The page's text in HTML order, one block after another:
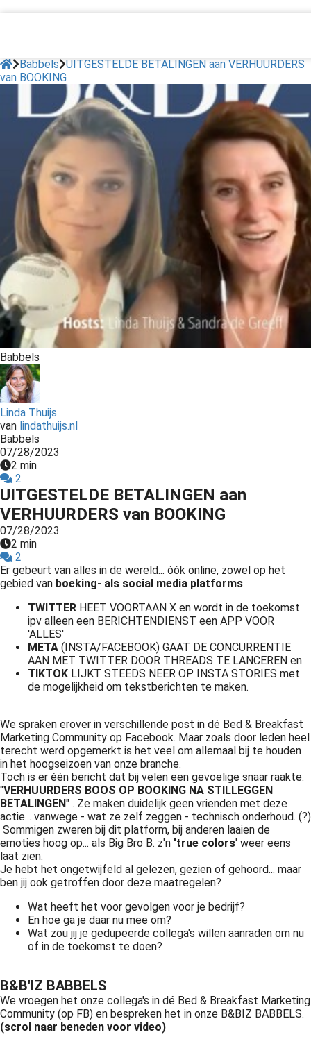
Babbels UITGESTELDE BETALINGEN aan VERHUURDERS
van BOOKING
Babbels
Linda Thuijs
van lindathuijs.nl
Babbels
07/28/2023
2 min
2
UITGESTELDE BETALINGEN aan
VERHUURDERS van BOOKING
07/28/2023
2 min
2
Er gebeurt van alles in de wereld... óók online, zowel op het
gebied van boeking- als social media platforms.
TWITTER HEET VOORTAAN X en wordt in de toekomst
ipv alleen een BERICHTENDIENST een APP VOOR
'ALLES'
META (INSTA/FACEBOOK) GAAT DE CONCURRENTIE
AAN MET TWITTER DOOR THREADS TE LANCEREN en
TIKTOK LIJKT STEEDS NEER OP INSTA STORIES met
de mogelijkheid om tekstberichten te maken.
We spraken erover in verschillende post in dé Bed & Breakfast
Marketing Community op Facebook. Maar zoals door leden heel
terecht werd opgemerkt is het veel om allemaal bij te houden
in het hoogseizoen van onze branche.
Toch is er één bericht dat bij velen een gevoelige snaar raakte:
"VERHUURDERS BOOS OP BOOKING NA STILLEGGEN
BETALINGEN" . Ze maken duidelijk geen vrienden met deze
actie... vanwege - wat ze zelf zeggen - technisch onderhoud. (?)
Sommigen zweren bij dit platform, bij anderen laaien de
emoties hoog op... als Big Bro B. z'n 'true colors' weer eens
laat zien.
Je hebt het ongetwijfeld al gelezen, gezien of gehoord... maar
ben jij ook getroffen door deze maatregelen?
Wat heeft het voor gevolgen voor je bedrijf?
En hoe ga je daar nu mee om?
Wat zou jij je gedupeerde collega's willen aanraden om nu
of in de toekomst te doen?
B&B'IZ BABBELS
We vroegen het onze collega's in dé Bed & Breakfast Marketing
Community (op FB) en bespreken het in onze B&BIZ BABBELS.
(scrol naar beneden voor video)